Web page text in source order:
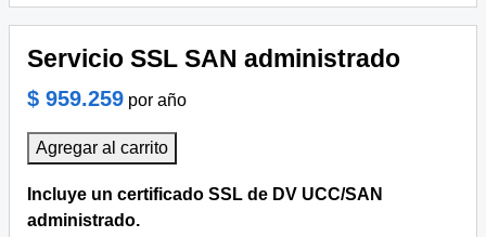
Servicio SSL SAN administrado
$ 959.259 por año
Agregar al carrito
Incluye un certificado SSL de DV UCC/SAN
administrado.